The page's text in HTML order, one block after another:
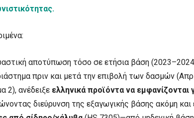
αποτύπωση τόσο σε ετήσια βάση
πριν και μετά την επιβολή των δασμών
2), ανέδειξε ελληνικά προϊόντα να
διεύρυνση της εξαγωγικής βάσης ακόμη